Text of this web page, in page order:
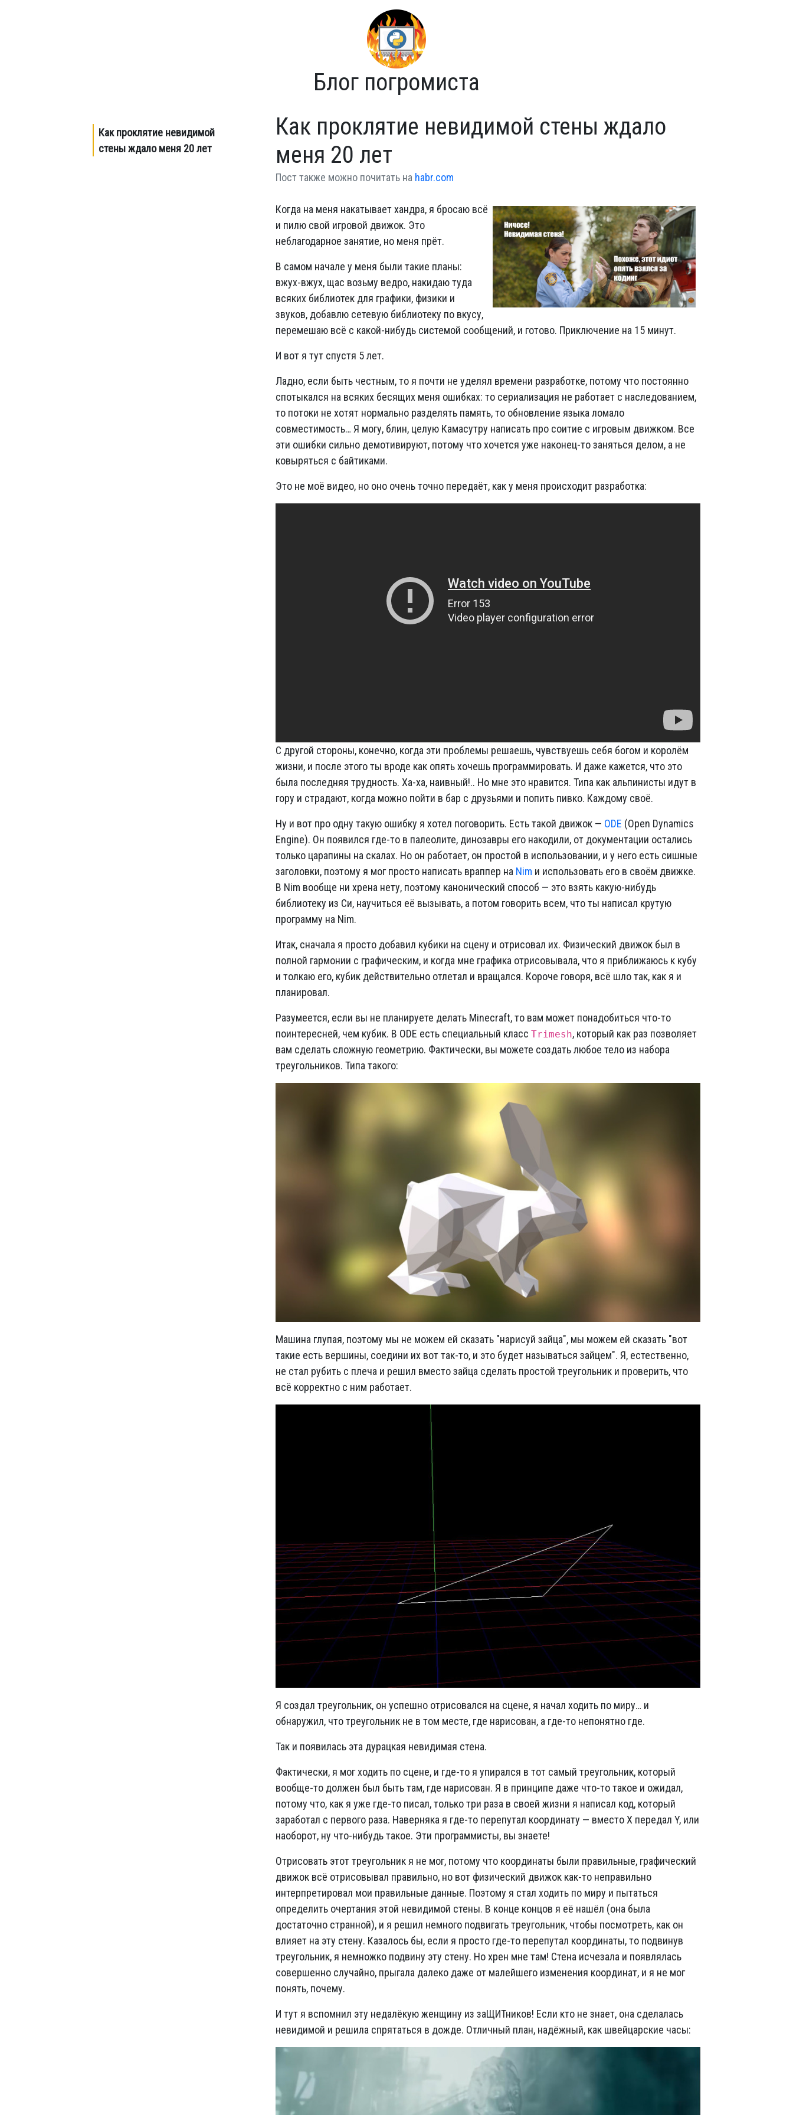
Блог погромиста
Как проклятие невидимой
стены ждало меня 20 лет
Как проклятие невидимой стены ждало
меня 20 лет
Пост также можно почитать на habr.com
Когда на меня накатывает хандра, я бросаю всё
и пилю свой игровой движок. Это
неблагодарное занятие, но меня прёт.
В самом начале у меня были такие планы:
вжух-вжух, щас возьму ведро, накидаю туда
всяких библиотек для графики, физики и
звуков, добавлю сетевую библиотеку по вкусу,
перемешаю всё с какой-нибудь системой сообщений, и готово. Приключение на 15 минут.
И вот я тут спустя 5 лет.
Ладно, если быть честным, то я почти не уделял времени разработке, потому что постоянно
спотыкался на всяких бесящих меня ошибках: то сериализация не работает с наследованием,
то потоки не хотят нормально разделять память, то обновление языка ломало
совместимость… Я могу, блин, целую Камасутру написать про соитие с игровым движком. Все
эти ошибки сильно демотивируют, потому что хочется уже наконец-то заняться делом, а не
ковыряться с байтиками.
Это не моё видео, но оно очень точно передаёт, как у меня происходит разработка:
С другой стороны, конечно, когда эти проблемы решаешь, чувствуешь себя богом и королём
жизни, и после этого ты вроде как опять хочешь программировать. И даже кажется, что это
была последняя трудность. Ха-ха, наивный!.. Но мне это нравится. Типа как альпинисты идут в
гору и страдают, когда можно пойти в бар с друзьями и попить пивко. Каждому своё.
Ну и вот про одну такую ошибку я хотел поговорить. Есть такой движок — ODE (Open Dynamics
Engine). Он появился где-то в палеолите, динозавры его накодили, от документации остались
только царапины на скалах. Но он работает, он простой в использовании, и у него есть сишные
заголовки, поэтому я мог просто написать враппер на Nim и использовать его в своём движке.
В Nim вообще ни хрена нету, поэтому канонический способ — это взять какую-нибудь
библиотеку из Си, научиться её вызывать, а потом говорить всем, что ты написал крутую
программу на Nim.
Итак, сначала я просто добавил кубики на сцену и отрисовал их. Физический движок был в
полной гармонии с графическим, и когда мне графика отрисовывала, что я приближаюсь к кубу
и толкаю его, кубик действительно отлетал и вращался. Короче говоря, всё шло так, как я и
планировал.
Разумеется, если вы не планируете делать Minecraft, то вам может понадобиться что-то
поинтересней, чем кубик. В ODE есть специальный класс Trimesh, который как раз позволяет
вам сделать сложную геометрию. Фактически, вы можете создать любое тело из набора
треугольников. Типа такого:
Машина глупая, поэтому мы не можем ей сказать "нарисуй зайца", мы можем ей сказать "вот
такие есть вершины, соедини их вот так-то, и это будет называться зайцем". Я, естественно,
не стал рубить с плеча и решил вместо зайца сделать простой треугольник и проверить, что
всё корректно с ним работает.
Я создал треугольник, он успешно отрисовался на сцене, я начал ходить по миру… и
обнаружил, что треугольник не в том месте, где нарисован, а где-то непонятно где.
Так и появилась эта дурацкая невидимая стена.
Фактически, я мог ходить по сцене, и где-то я упирался в тот самый треугольник, который
вообще-то должен был быть там, где нарисован. Я в принципе даже что-то такое и ожидал,
потому что, как я уже где-то писал, только три раза в своей жизни я написал код, который
заработал с первого раза. Наверняка я где-то перепутал координату — вместо X передал Y, или
наоборот, ну что-нибудь такое. Эти программисты, вы знаете!
Отрисовать этот треугольник я не мог, потому что координаты были правильные, графический
движок всё отрисовывал правильно, но вот физический движок как-то неправильно
интерпретировал мои правильные данные. Поэтому я стал ходить по миру и пытаться
определить очертания этой невидимой стены. В конце концов я её нашёл (она была
достаточно странной), и я решил немного подвигать треугольник, чтобы посмотреть, как он
влияет на эту стену. Казалось бы, если я просто где-то перепутал координаты, то подвинув
треугольник, я немножко подвину эту стену. Но хрен мне там! Стена исчезала и появлялась
совершенно случайно, прыгала далеко даже от малейшего изменения координат, и я не мог
понять, почему.
И тут я вспомнил эту недалёкую женщину из заЩИТников! Если кто не знает, она сделалась
невидимой и решила спрятаться в дожде. Отличный план, надёжный, как швейцарские часы: